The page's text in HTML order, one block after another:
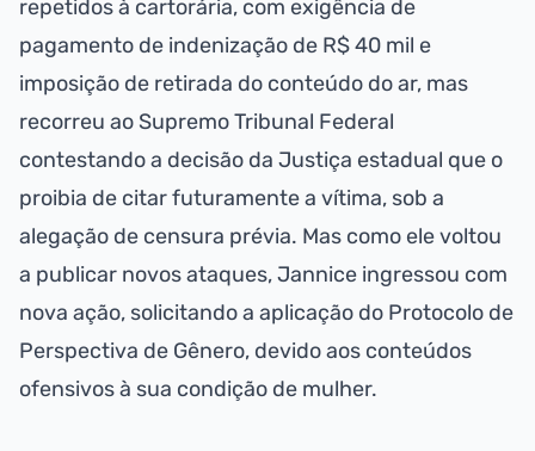
repetidos à cartorária, com exigência de
pagamento de indenização de R$ 40 mil e
imposição de retirada do conteúdo do ar, mas
recorreu ao Supremo Tribunal Federal
contestando a decisão da Justiça estadual que o
proibia de citar futuramente a vítima, sob a
alegação de censura prévia. Mas como ele voltou
a publicar novos ataques, Jannice ingressou com
nova ação, solicitando a aplicação do Protocolo de
Perspectiva de Gênero, devido aos conteúdos
ofensivos à sua condição de mulher.